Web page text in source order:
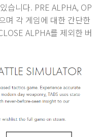
습니다. PRE ALPHA, OP
며 각 게임에 대한 간단한
ALPHA를 제외한 버